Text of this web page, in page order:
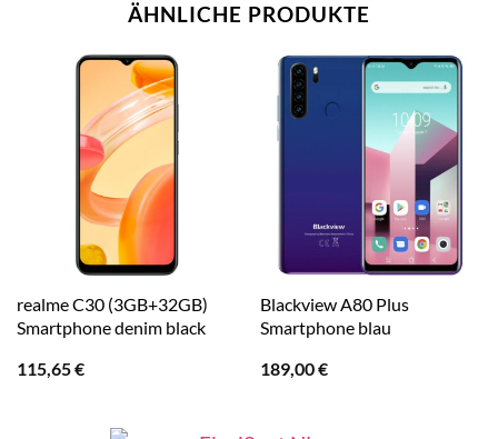
ÄHNLICHE PRODUKTE
realme C30 (3GB+32GB)
Smartphone denim black
115,65€
Blackview A80 Plus
Smartphone blau
189,00€